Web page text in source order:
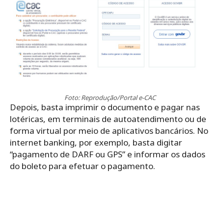
Foto: Reprodução/Portal e-CAC
Depois, basta imprimir o documento e pagar nas
lotéricas, em terminais de autoatendimento ou de
forma virtual por meio de aplicativos bancários. No
internet banking, por exemplo, basta digitar
“pagamento de DARF ou GPS” e informar os dados
do boleto para efetuar o pagamento.